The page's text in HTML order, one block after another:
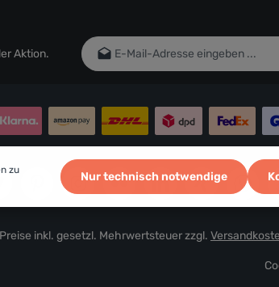
Aktion.
E-Mail-Adresse*
einverstanden.
Zeichen ein*
inkl. gesetzl. Mehrwertsteuer zzgl.
zu
Nur technisch notwendige